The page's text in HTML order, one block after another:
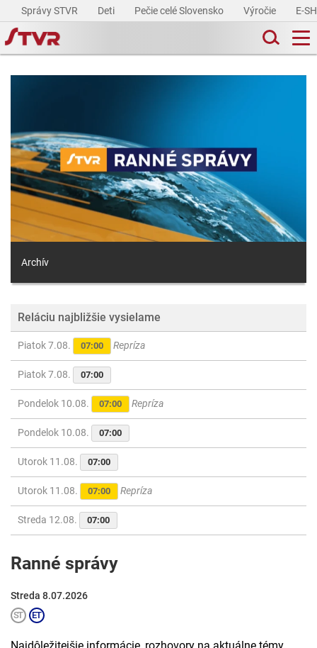
Správy STVR Deti Pečie celé Slovensko Výročie E-
Archív
Reláciu najbližšie vysielame
Piatok 7.08. 07:00 Repríza
Piatok 7.08. 07:00
Pondelok 10.08. 07:00 Repríza
Pondelok 10.08. 07:00
Utorok 11.08. 07:00
Utorok 11.08. 07:00 Repríza
Streda 12.08. 07:00
Ranné správy
Streda 8.07.2026